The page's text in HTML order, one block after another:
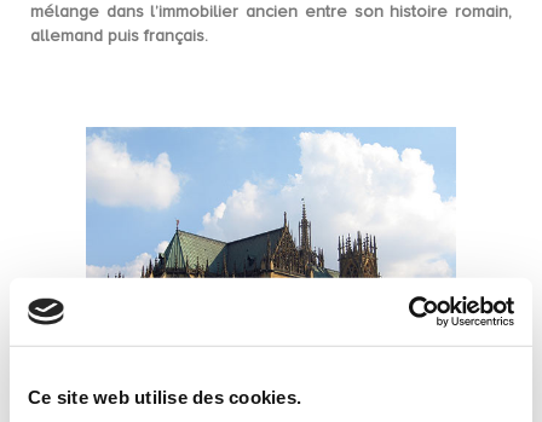
Ce site web utilise des cookies.
mélange dans l’immobilier ancien entre son histoire romain,
allemand puis français.